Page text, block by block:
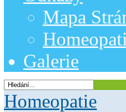
Mapa
Galerie
Homeopatie